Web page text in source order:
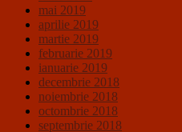
mai 2019
aprilie 2019
martie 2019
februarie 2019
ianuarie 2019
decembrie 2018
noiembrie 2018
octombrie 2018
septembrie 2018